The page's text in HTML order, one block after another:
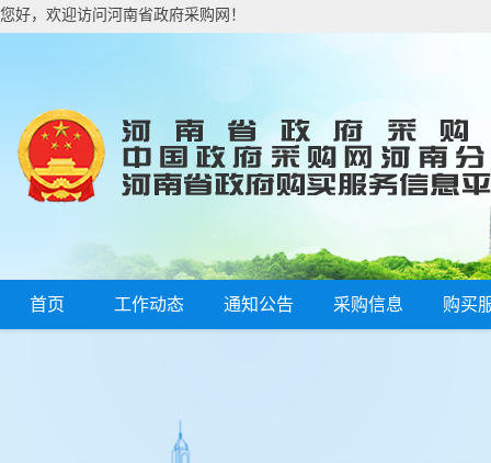
您好，欢迎访问河南省政府采购网！
首页 工作动态 通知公告 采购信息 购买